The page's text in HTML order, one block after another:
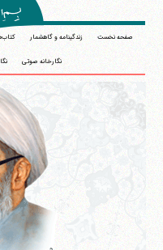
صفحه نخست زندگینامه و گاهشمار
نگارخانه صوتی
وب سایت
قم،میدان
شماره ٨